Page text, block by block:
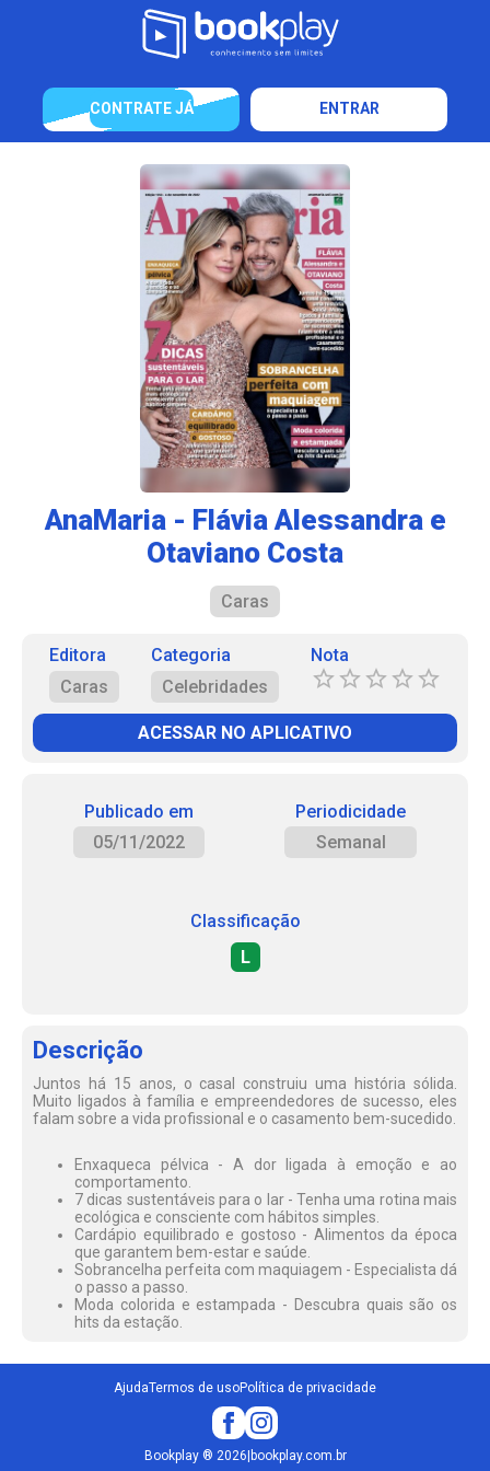
CONTRATE JÁ ENTRAR
AnaMaria - Flávia Alessandra e
Otaviano Costa
Caras
Editora
Caras
Categoria
Celebridades
Nota
ACESSAR NO APLICATIVO
Publicado em
05/11/2022
Periodicidade
Semanal
Classificação
L
Descrição
Juntos há 15 anos, o casal construiu uma história sólida.
Muito ligados à família e empreendedores de sucesso, eles
falam sobre a vida profissional e o casamento bem-sucedido.
Enxaqueca pélvica - A dor ligada à emoção e ao
comportamento.
7 dicas sustentáveis para o lar - Tenha uma rotina mais
ecológica e consciente com hábitos simples.
Cardápio equilibrado e gostoso - Alimentos da época
que garantem bem-estar e saúde.
Sobrancelha perfeita com maquiagem - Especialista dá
o passo a passo.
Moda colorida e estampada - Descubra quais são os
hits da estação.
AjudaTermos de usoPolítica de privacidade
Bookplay® 2026 bookplay.com.br